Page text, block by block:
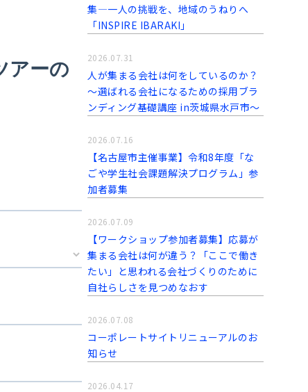
集―一人の挑戦を、地域のうねりへ
「INSPIRE IBARAKI」
人が集まる会社は何をしているのか？
～選ばれる会社になるための採用ブラ
ンディング基礎講座 in茨城県水戸市～
2026.07.31
【名古屋市主催事業】令和8年度「な
ごや学生社会課題解決プログラム」参
加者募集
2026.07.16
【ワークショップ参加者募集】応募が
集まる会社は何が違う？「ここで働き
たい」と思われる会社づくりのために
自社らしさを見つめなおす
2026.07.09
コーポレートサイトリニューアルのお
知らせ
2026.07.08
2026.04.17